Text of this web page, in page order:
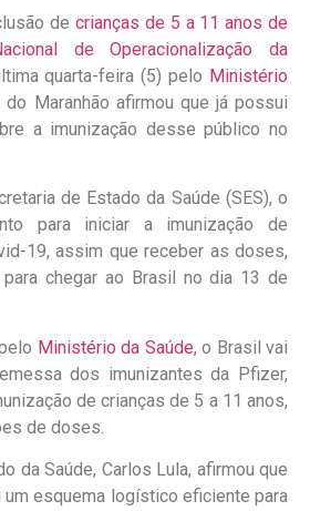
de crianças de 5 a 11 anos de
de Operacionalização da
quarta-feira (5) pelo Ministério
Maranhão afirmou que já possui
a imunização desse público no
de Estado da Saúde (SES), o
para iniciar a imunização de
19, assim que receber as doses,
chegar ao Brasil no dia 13 de
Ministério da Saúde, o Brasil vai
dos imunizantes da Pfizer,
de crianças de 5 a 11 anos,
de doses.
da Saúde, Carlos Lula, afirmou que
um esquema logístico eficiente para